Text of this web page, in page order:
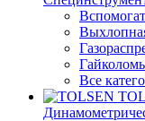
Все